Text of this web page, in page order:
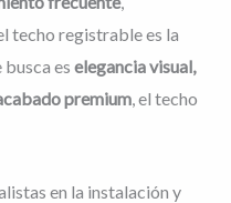
techo registrable es la
es elegancia visual,
premium, el techo
en la instalación y